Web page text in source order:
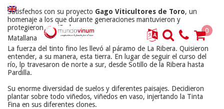
Satisfechos con su proyecto Gago Viticultores de Toro, un
homenaje a los que durante generaciones mantuvieron y
protegieron su viñedo.
Matallana
La fuerza del tinto fino les llevó al páramo de La Ribera. Quisieron
entender, a su manera, esta tierra. En lugar de seguir el curso del
río, lp travesaron de norte a sur, desde Sotillo de la Ribera hasta
Pardilla.
Su enorme diversidad de suelos y diferentes paisajes. Decidieron
plantar sobre todo viñedos, viñedos en vaso, injertando la Tinta
Fina en sus diferentes clones.
0